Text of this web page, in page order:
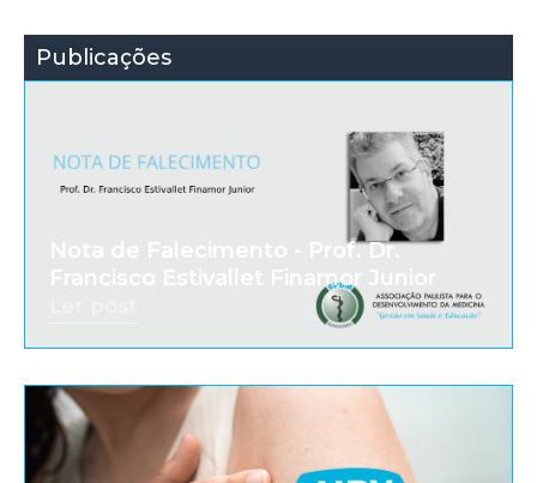
Publicações
Nota de Falecimento - Prof. Dr.
Francisco Estivallet Finamor Junior